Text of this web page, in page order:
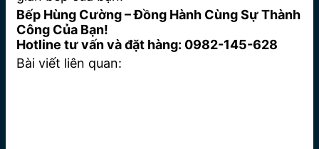
Bếp Hùng Cường – Đồng Hành Cùng Sự Thành
Công Của Bạn!
Hotline tư vấn và đặt hàng: 0982-145-628
Bài viết liên quan: